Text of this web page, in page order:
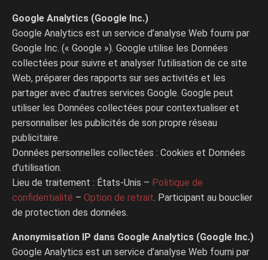
Google Analytics (Google Inc.)
Google Analytics est un service d’analyse Web fourni par
Google Inc. (« Google »). Google utilise les Données
collectées pour suivre et analyser l’utilisation de ce site
Web, préparer des rapports sur ses activités et les
partager avec d’autres services Google. Google peut
utiliser les Données collectées pour contextualiser et
personnaliser les publicités de son propre réseau
publicitaire.
Données personnelles collectées : Cookies et Données
d’utilisation.
Lieu de traitement : États-Unis – Politique de
confidentialité – Option de retrait. Participant au bouclier
de protection des données.
Anonymisation IP dans Google Analytics (Google Inc.)
Google Analytics est un service d’analyse Web fourni par